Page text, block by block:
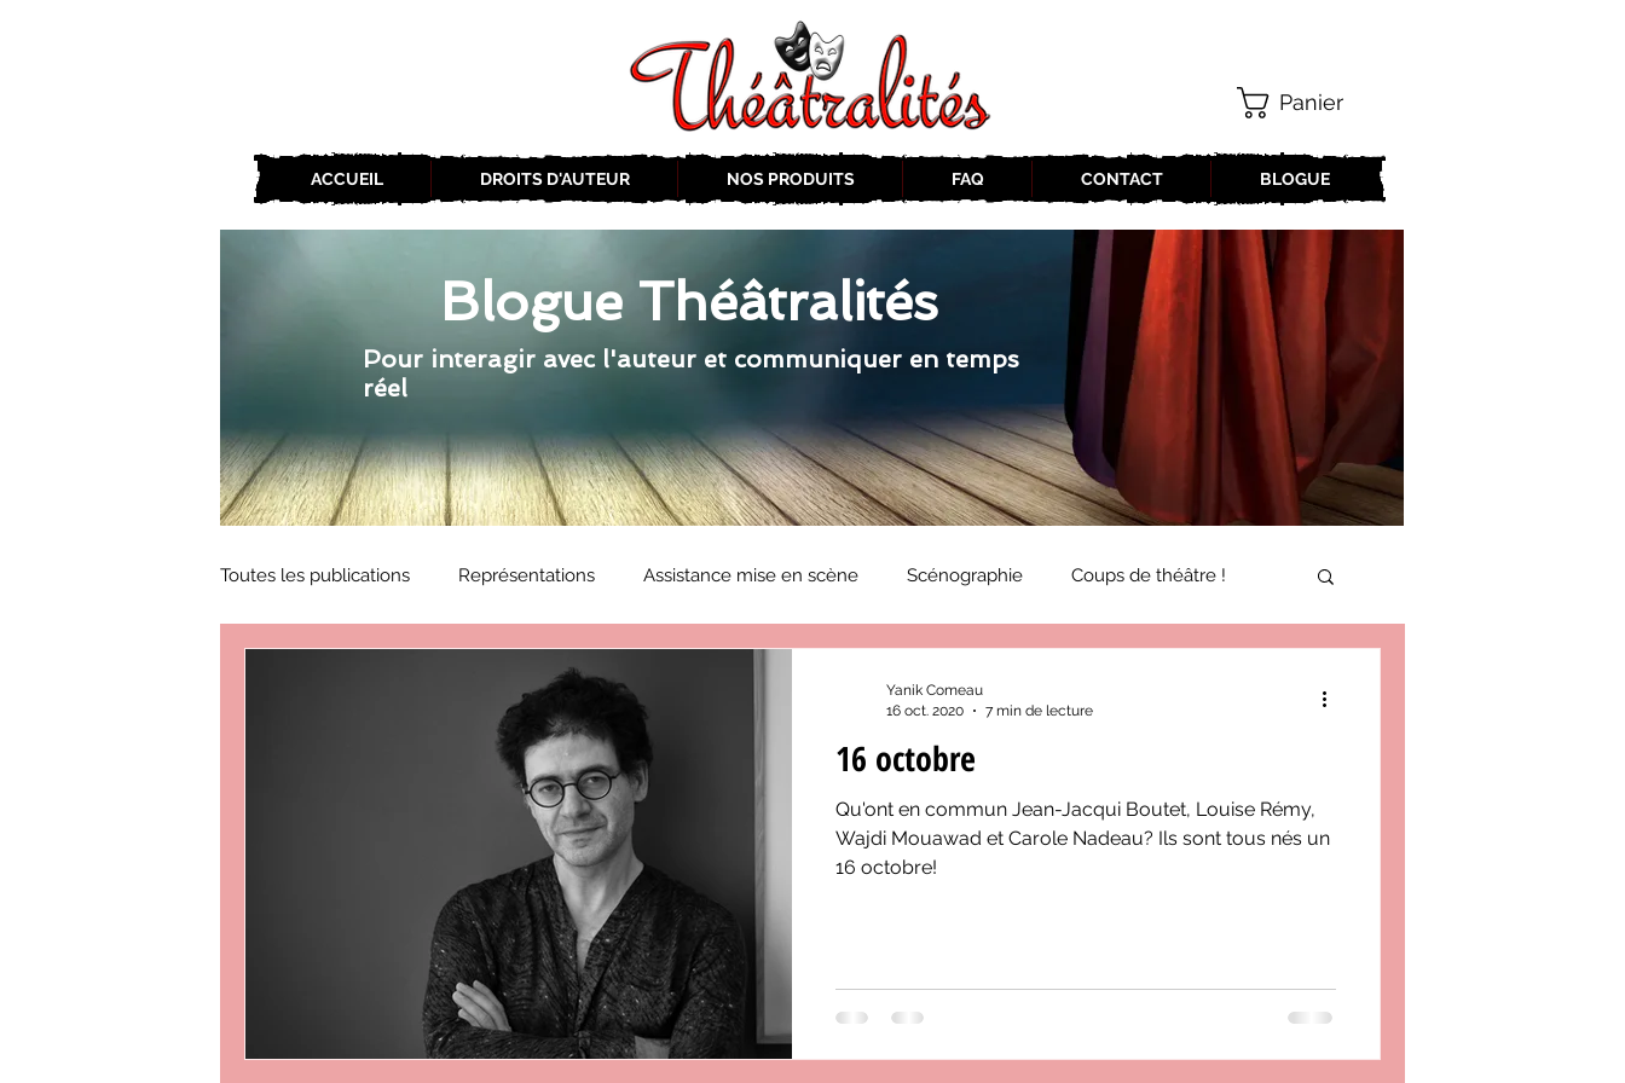
ACCUEIL DROITS D'AUTEUR NOS PRODUITS FAQ CONTACT BLOGUE
Panier
Blogue Théâtralités
Pour interagir avec l'auteur et communiquer en temps
réel
Toutes les publications Représentations Assistance mise en scène Scénographie Coups de théâtre !
ZoneCulture 2019-2020
ZoneCulture 2020-2021 Journal «BIENVENUE À BORD!»
ZoneCulture 2023-2024 ZoneCulture 2024-2025
critique théâtre Rhinocéros ZoneCulture 2026-2027
16 octobre
Qu'ont en commun Jean-Jacqui Boutet, Louise Rémy,
Wajdi Mouawad et Carole Nadeau? Ils sont tous nés un
16 octobre!
Yanik Comeau
16 oct. 2020
7 min de lecture